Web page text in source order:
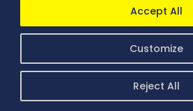
Customize
Reject All
Accept All
Terms of Use |Privacy